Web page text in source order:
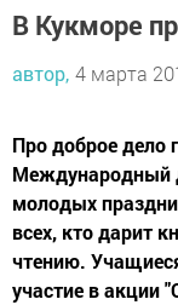
В Кукморе
автор, 4 марта
Про доброе дело
Международный
молодых
всех, кто дарит
чтению.
участие в акции